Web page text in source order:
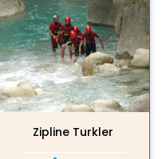
Zipline Turkler